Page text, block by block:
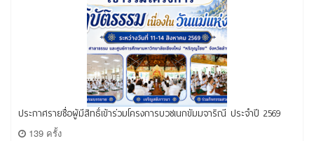
ประกาศรายชื่อผู้มีสิทธิ์เข้าร่วมโครงการบวชเนกขัมมจาริณี ประจำปี 2569
139 ครั้ง